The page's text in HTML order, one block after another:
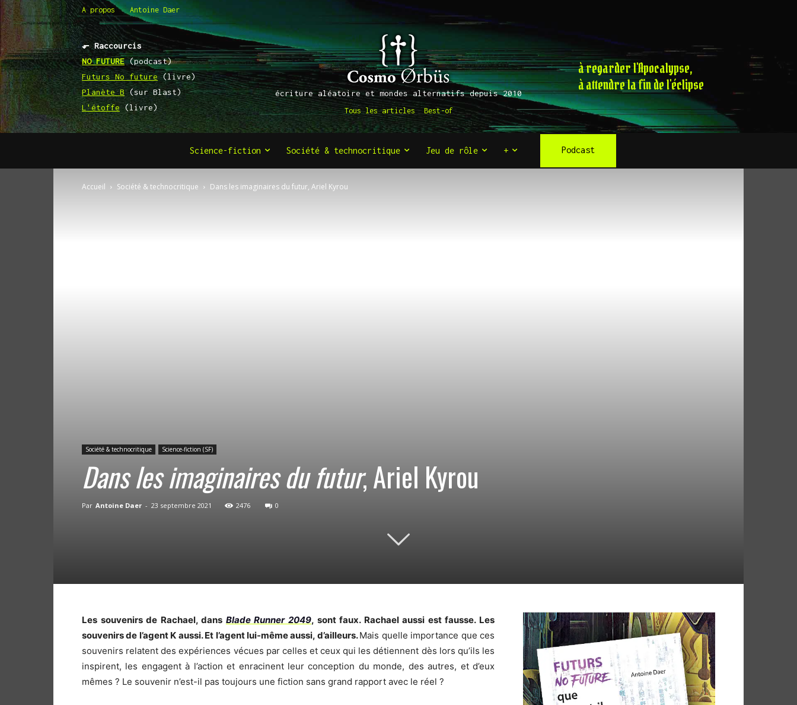
A propos Antoine Daer
⬐ Raccourcis
NO FUTURE(podcast)
Futurs No future(livre)
Planète B(sur Blast)
L'étoffe(livre)
écriture aléatoire et mondes alternatifs depuis 2010
Tous les articles Best-of
à regarder l'Apocalypse,
à attendre la fin de l'éclipse
Science-fiction Société & technocritique Jeu de rôle + Podcast
Accueil Société & technocritique Dans les imaginaires du futur, Ariel Kyrou
Société & technocritique Science-fiction (SF)
Dans les imaginaires du futur, Ariel Kyrou
Par Antoine Daer - 23 septembre 2021 2476 0
Les souvenirs de Rachael, dans Blade Runner 2049, sont faux. Rachael aussi est fausse. Les
souvenirs de l’agent K aussi. Et l’agent lui-même aussi, d’ailleurs.Mais quelle importance que ces
souvenirs relatent des expériences vécues par celles et ceux qui les détiennent dès lors qu’ils les
inspirent, les engagent à l’action et enracinent leur conception du monde, des autres, et d’eux
mêmes ? Le souvenir n’est-il pas toujours une fiction sans grand rapport avec le réel ?